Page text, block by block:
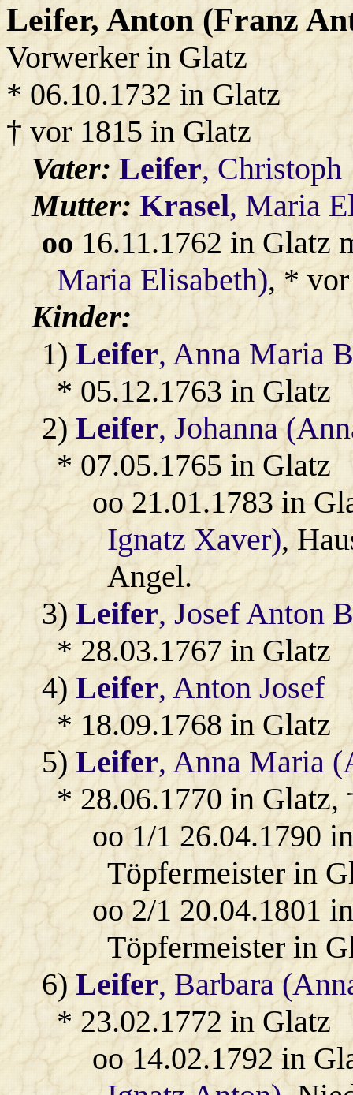
Leifer, Anton (Franz
Vorwerker in Glatz
* 06.10.1732 in Glatz
† vor 1815 in Glatz
Vater:Leifer, Christoph
Mutter:Krasel, Maria
oo16.11.1762 in Glatz
Maria Elisabeth), *
Kinder:
1)Leifer, Anna Maria
* 05.12.1763 in Glatz
2)Leifer, Johanna
* 07.05.1765 in Glatz
oo 21.01.1783 in
Ignatz Xaver),
Angel.
3)Leifer, Josef Anton
* 28.03.1767 in Glatz
4)Leifer, Anton Josef
* 18.09.1768 in Glatz
5)Leifer, Anna Maria
* 28.06.1770 in Glatz,
oo 1/1 26.04.1790
Töpfermeister in
oo 2/1 20.04.1801
Töpfermeister in
6)Leifer, Barbara
* 23.02.1772 in Glatz
oo 14.02.1792 in